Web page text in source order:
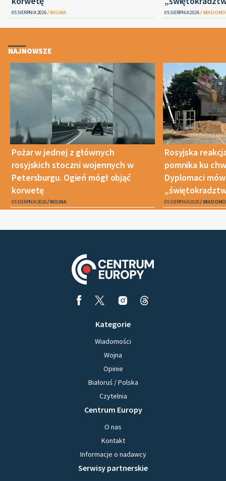
05 SIERPNIA 2026 WOJNA 05 SIERPNIA 2026
NAJNOWSZE
Pożar w jednej z głównych
rosyjskich stoczni wojennych w
Petersburgu. Ogień mógł objąć
korwetę
05 SIERPNIA 2026 WOJNA
Rosyjska
pomnika ku
Dyplomaci
05 SIERPNIA 2026
Kategorie
Wiadomości
Wojna
Opinie
Białoruś / Polska
Czytelnia
Centrum Europy
O nas
Kontakt
Informacje o nadawcy
Serwisy partnerskie